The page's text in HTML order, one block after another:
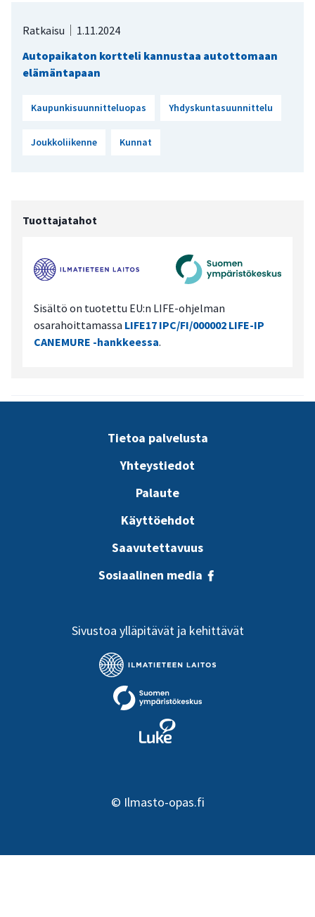
Ratkaisu
1.11.2024
Autopaikaton kortteli kannustaa autottomaan
elämäntapaan
Kaupunkisuunnitteluopas Yhdyskuntasuunnittelu
Joukkoliikenne Kunnat
Tuottajatahot
Sisältö on tuotettu EU:n LIFE-ohjelman
osarahoittamassa LIFE17 IPC/FI/000002 LIFE-IP
CANEMURE -hankkeessa.
Tietoa palvelusta
Yhteystiedot
Palaute
Käyttöehdot
Saavutettavuus
Sosiaalinen media
Sivustoa ylläpitävät ja kehittävät
© Ilmasto-opas.fi